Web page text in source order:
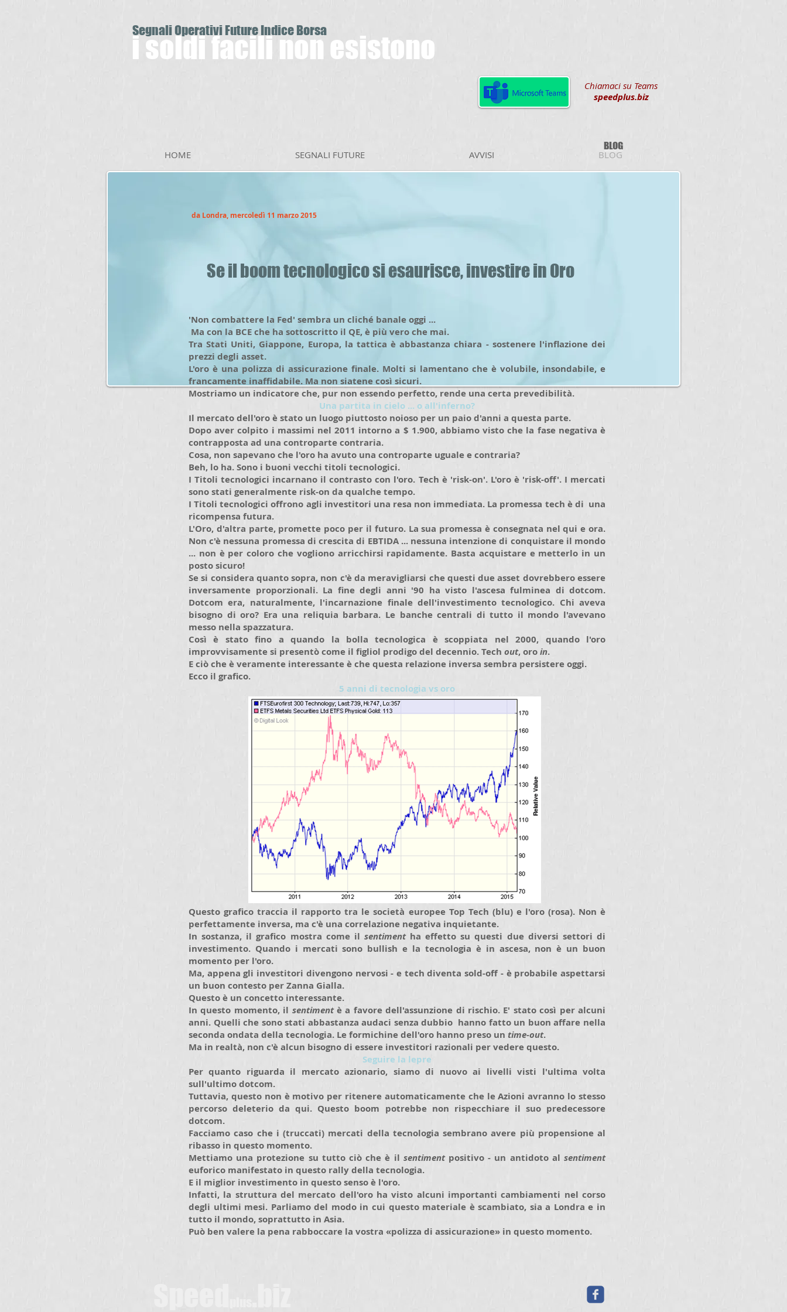
i soldi facili non esistono
Chiamaci su Teams
speedplus.biz
HOME SEGNALI FUTURE AVVISI BLOG
BLOG
da Londra, mercoledì 11 marzo 2015
Se il boom tecnologico si esaurisce, investire in Oro
'Non combattere la Fed' sembra un cliché banale oggi ...
Ma con la BCE che ha sottoscritto il QE, è più vero che mai.
Tra Stati Uniti, Giappone, Europa, la tattica è abbastanza chiara - sostenere l'inflazione dei
prezzi degli asset.
L'oro è una polizza di assicurazione finale. Molti si lamentano che è volubile, insondabile, e
francamente inaffidabile. Ma non siatene così sicuri.
Mostriamo un indicatore che, pur non essendo perfetto, rende una certa prevedibilità.
Una partita in cielo ... o all'inferno?
Il mercato dell'oro è stato un luogo piuttosto noioso per un paio d'anni a questa parte.
Dopo aver colpito i massimi nel 2011 intorno a $ 1.900, abbiamo visto che la fase negativa è
contrapposta ad una controparte contraria.
Cosa, non sapevano che l'oro ha avuto una controparte uguale e contraria?
Beh, lo ha. Sono i buoni vecchi titoli tecnologici.
I Titoli tecnologici incarnano il contrasto con l'oro. Tech è 'risk-on'. L'oro è 'risk-off'. I mercati
sono stati generalmente risk-on da qualche tempo.
I Titoli tecnologici offrono agli investitori una resa non immediata. La promessa tech è di una
ricompensa futura.
L'Oro, d'altra parte, promette poco per il futuro. La sua promessa è consegnata nel qui e ora.
Non c'è nessuna promessa di crescita di EBTIDA ... nessuna intenzione di conquistare il mondo
... non è per coloro che vogliono arricchirsi rapidamente. Basta acquistare e metterlo in un
posto sicuro!
Se si considera quanto sopra, non c'è da meravigliarsi che questi due asset dovrebbero essere
inversamente proporzionali. La fine degli anni '90 ha visto l'ascesa fulminea di dotcom.
Dotcom era, naturalmente, l'incarnazione finale dell'investimento tecnologico. Chi aveva
bisogno di oro? Era una reliquia barbara. Le banche centrali di tutto il mondo l'avevano
messo nella spazzatura.
Così è stato fino a quando la bolla tecnologica è scoppiata nel 2000, quando l'oro
improvvisamente si presentò come il figliol prodigo del decennio. Tech out, oroin.
E ciò che è veramente interessante è che questa relazione inversa sembra persistere oggi.
Ecco il grafico.
5 anni di tecnologia vs oro
Questo grafico traccia il rapporto tra le società europee Top Tech (blu) e l'oro (rosa). Non è
perfettamente inversa, ma c'è una correlazione negativa inquietante.
In sostanza, il grafico mostra come il sentiment ha effetto su questi due diversi settori di
investimento. Quando i mercati sono bullish e la tecnologia è in ascesa, non è un buon
momento per l'oro.
Ma, appena gli investitori divengono nervosi - e tech diventa sold-off - è probabile aspettarsi
un buon contesto per Zanna Gialla.
Questo è un concetto interessante.
In questo momento, il sentimentè a favore dell'assunzione di rischio. E' stato così per alcuni
anni. Quelli che sono stati abbastanza audaci senza dubbio hanno fatto un buon affare nella
seconda ondata della tecnologia. Le formichine dell'oro hanno preso un time-out.
Ma in realtà, non c'è alcun bisogno di essere investitori razionali per vedere questo.
Seguire la lepre
Per quanto riguarda il mercato azionario, siamo di nuovo ai livelli visti l'ultima volta
sull'ultimo dotcom.
Tuttavia, questo non è motivo per ritenere automaticamente che le Azioni avranno lo stesso
percorso deleterio da qui. Questo boom potrebbe non rispecchiare il suo predecessore
dotcom.
Facciamo caso che i (truccati) mercati della tecnologia sembrano avere più propensione al
ribasso in questo momento.
Mettiamo una protezione su tutto ciò che è il sentiment positivo - un antidoto alsentiment
euforico manifestato in questo rally della tecnologia.
E il miglior investimento in questo senso è l'oro.
Infatti, la struttura del mercato dell'oro ha visto alcuni importanti cambiamenti nel corso
degli ultimi mesi. Parliamo del modo in cui questo materiale è scambiato, sia a Londra e in
tutto il mondo, soprattutto in Asia.
Può ben valere la pena rabboccare la vostra «polizza di assicurazione» in questo momento.
Segnali Operativi Future Indice Borsa